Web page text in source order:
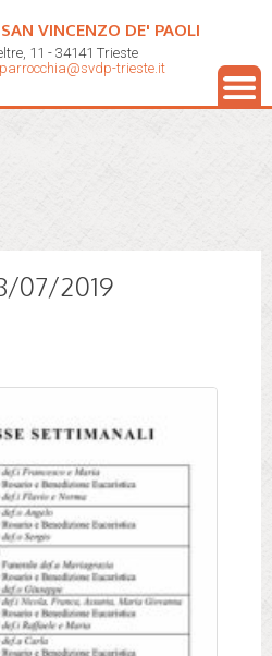
VINCENZO DE' PAOLI
11 - 34141 Trieste
parrocchia@svdp-trieste.it
07/2019